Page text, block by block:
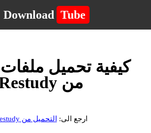
Download Tube
كيفية تحميل ملفات
من Restudy
ارجع الى: التحميل من Restudy